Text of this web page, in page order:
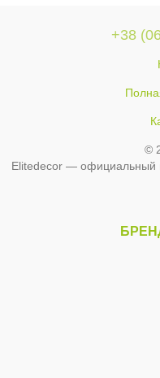
+38
©
Elitedecor — официальный